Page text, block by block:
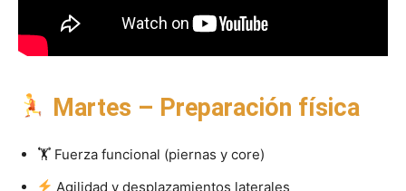
Martes – Preparación física
🏋️ Fuerza funcional (piernas y core)
Agilidad y desplazamientos laterales